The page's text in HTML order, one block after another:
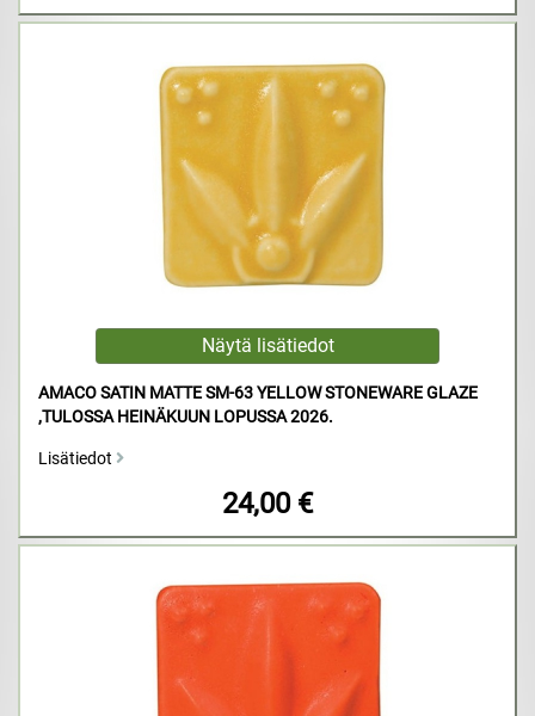
AMACO SATIN MATTE SM-63 YELLOW STONEWARE GLAZE
,TULOSSA HEINÄKUUN LOPUSSA 2026.
Lisätiedot
24,00 €